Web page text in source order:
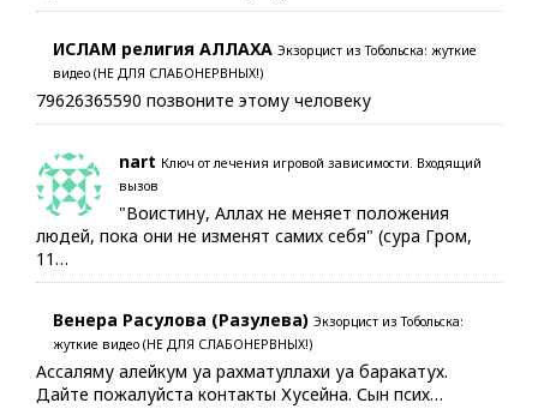
ИСЛАМ религия АЛЛАХА Экзорцист из Тобольска: жуткие
видео (НЕ ДЛЯ СЛАБОНЕРВНЫХ!)
79626365590 позвоните этому человеку
nart Ключ от лечения игровой зависимости. Входящий
вызов
"Воистину, Аллах не меняет положения
людей, пока они не изменят самих себя" (сура Гром,
11…
Венера Расулова (Разулева) Экзорцист из Тобольска:
жуткие видео (НЕ ДЛЯ СЛАБОНЕРВНЫХ!)
Ассаляму алейкум уа рахматуллахи уа баракатух.
Дайте пожалуйста контакты Хусейна. Сын псих…